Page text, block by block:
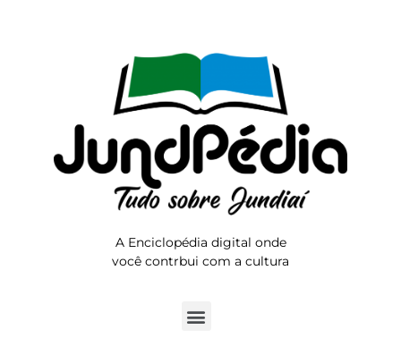
A Enciclopédia digital onde
você contrbui com a cultura